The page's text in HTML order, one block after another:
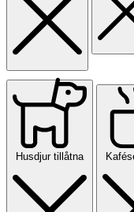
Husdjur tillåtna